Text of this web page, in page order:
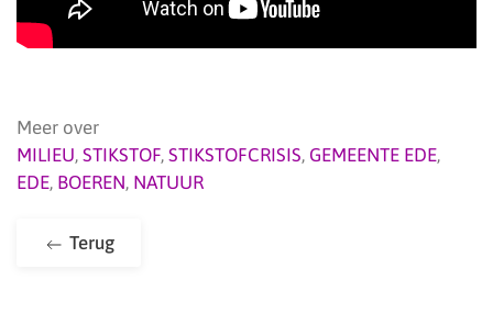
Meer over
MILIEU, STIKSTOF, STIKSTOFCRISIS, GEMEENTE EDE,
EDE, BOEREN, NATUUR
Terug